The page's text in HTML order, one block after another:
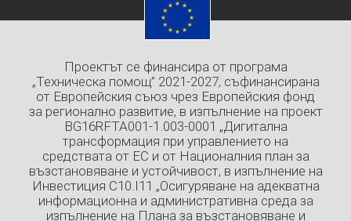
Проектът се финансира от програма
„Техническа помощ” 2021-2027, съфинансирана
от Европейския съюз чрез Европейския фонд
за регионално развитие, в изпълнение на проект
BG16RFTA001-1.003-0001 „Дигитална
трансформация при управлението на
средствата от ЕС и от Националния план за
възстановяване и устойчивост, в изпълнение на
Инвестиция C10.I11 „Осигуряване на адекватна
информационна и административна среда за
изпълнение на Плана за възстановяване и